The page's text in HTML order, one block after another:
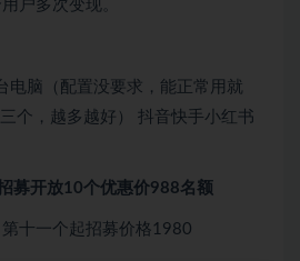
户多次变现。
电脑（配置没要求，能正常用就
个，越多越好） 抖音快手小红书
募开放10个优惠价988名额
十一个起招募价格1980